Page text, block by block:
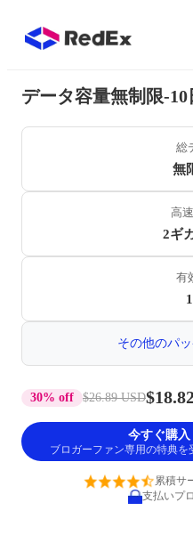
データ容量無制限-
総
無
高
2ギ
有
その他のパ
30% off $26.89 USD
今すぐ購
ブロガーファン専用の特典
累積サ
支払いプ